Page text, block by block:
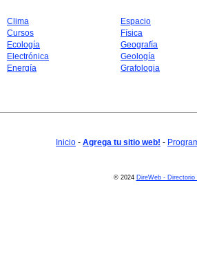
Clima
Cursos
Ecología
Electrónica
Energía
Espacio
Física
Geografía
Geología
Grafologia
Inicio - Agrega tu sitio web! -
© 2024 DireWeb - Directorio